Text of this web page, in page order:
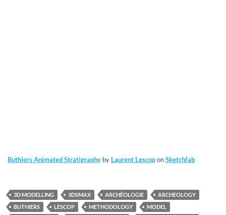
Buthiers Animated Stratigraphy by Laurent LescoponSketchfab
3D MODELLING 3DSMAX ARCHÉOLOGIE
ARCHEOLOGY
BUTHIERS
LESCOP METHODOLOGY
MODEL